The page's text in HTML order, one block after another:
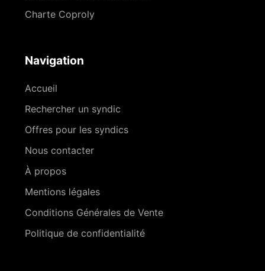
Charte Coproly
Navigation
Accueil
Rechercher un syndic
Offres pour les syndics
Nous contacter
À propos
Mentions légales
Conditions Générales de Vente
Politique de confidentialité